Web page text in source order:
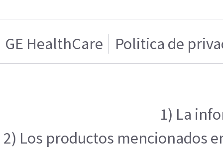
GE HealthCare Politica de
1) La
2) Los productos mencionados